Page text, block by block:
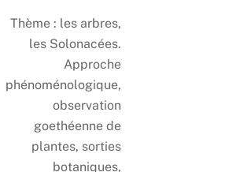
Thème : les arbres,
les Solonacées.
Approche
phénoménologique,
observation
goethéenne de
plantes, sorties
botaniques,